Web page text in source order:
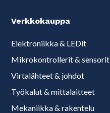
Verkkokauppa
Elektroniikka & LEDit
Mikrokontrollerit & sensorit
Virtalähteet & johdot
Työkalut & mittalaitteet
Mekaniikka & rakentelu